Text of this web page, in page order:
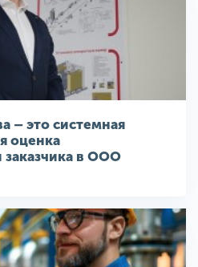
– это системная
оценка
заказчика в ООО